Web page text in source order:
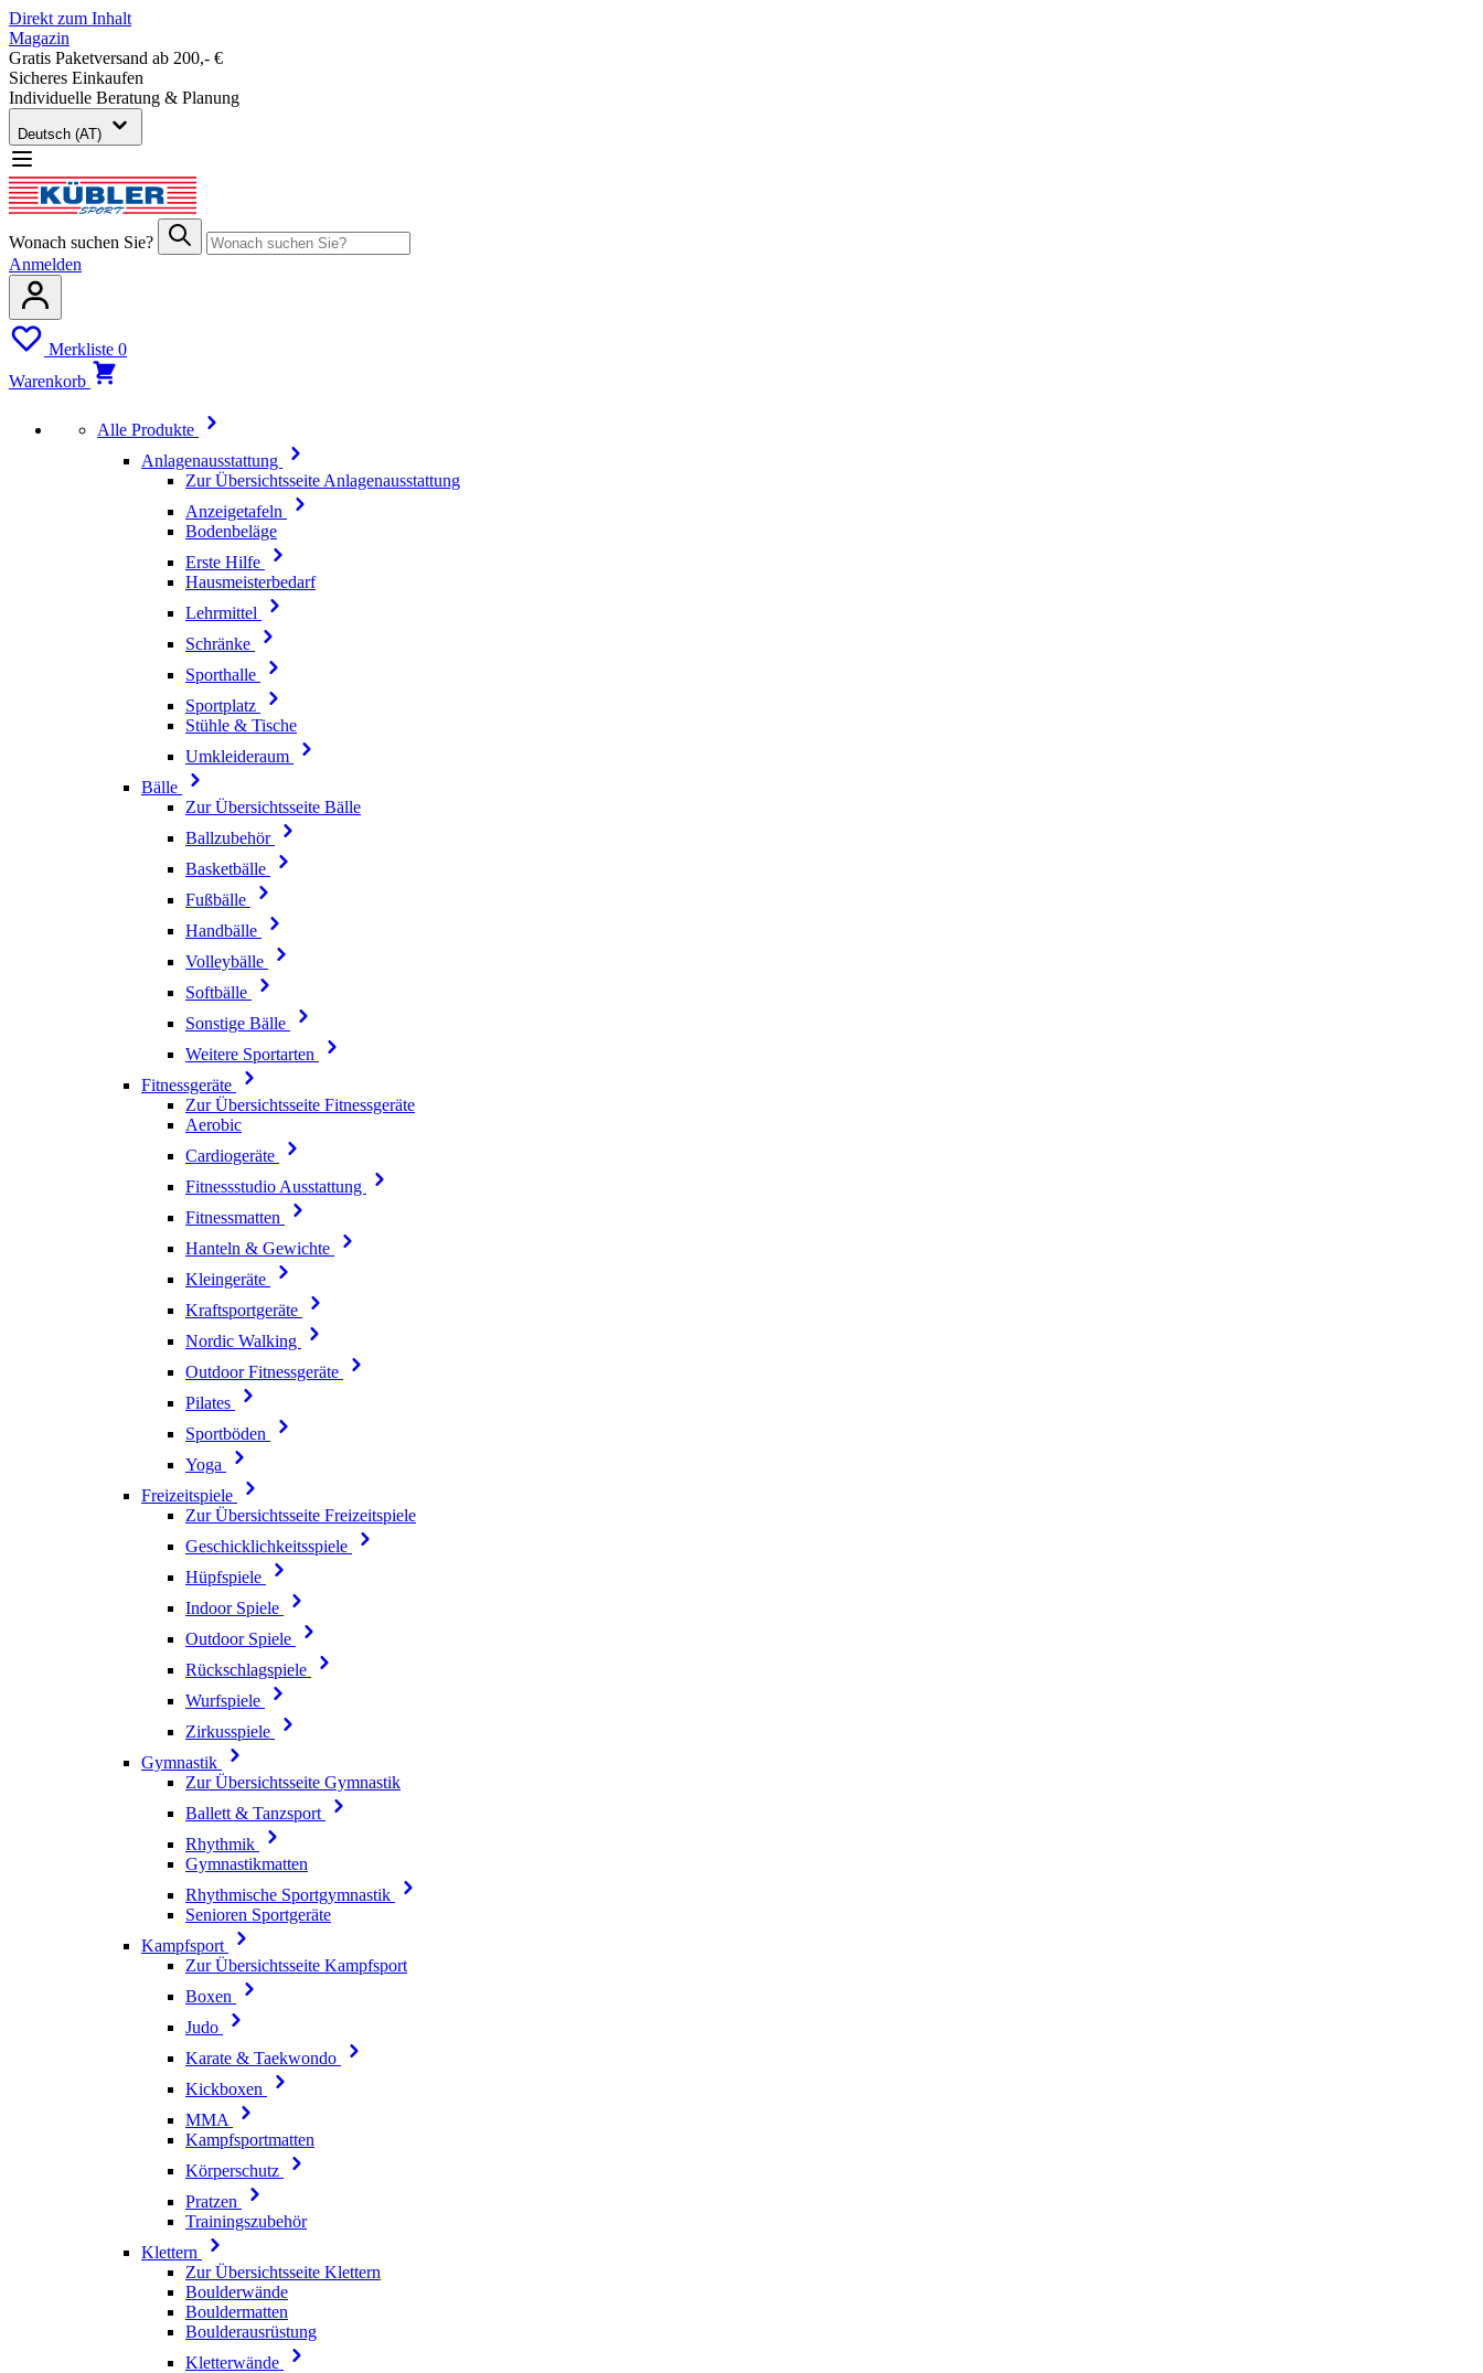
Direkt zum Inhalt
Magazin
Gratis Paketversand ab 200,- €
Sicheres Einkaufen
Individuelle Beratung & Planung
Deutsch (AT)
Wonach suchen Sie?
Anmelden
Merkliste 0
Warenkorb
Alle Produkte
Anlagenausstattung
Zur Übersichtsseite Anlagenausstattung
Anzeigetafeln
Bodenbeläge
Erste Hilfe
Hausmeisterbedarf
Lehrmittel
Schränke
Sporthalle
Sportplatz
Stühle & Tische
Umkleideraum
Bälle
Zur Übersichtsseite Bälle
Ballzubehör
Basketbälle
Fußbälle
Handbälle
Volleybälle
Softbälle
Sonstige Bälle
Weitere Sportarten
Fitnessgeräte
Zur Übersichtsseite Fitnessgeräte
Aerobic
Cardiogeräte
Fitnessstudio Ausstattung
Fitnessmatten
Hanteln & Gewichte
Kleingeräte
Kraftsportgeräte
Nordic Walking
Outdoor Fitnessgeräte
Pilates
Sportböden
Yoga
Freizeitspiele
Zur Übersichtsseite Freizeitspiele
Geschicklichkeitsspiele
Hüpfspiele
Indoor Spiele
Outdoor Spiele
Rückschlagspiele
Wurfspiele
Zirkusspiele
Gymnastik
Zur Übersichtsseite Gymnastik
Ballett & Tanzsport
Rhythmik
Gymnastikmatten
Rhythmische Sportgymnastik
Senioren Sportgeräte
Kampfsport
Zur Übersichtsseite Kampfsport
Boxen
Judo
Karate & Taekwondo
Kickboxen
MMA
Kampfsportmatten
Körperschutz
Pratzen
Trainingszubehör
Klettern
Zur Übersichtsseite Klettern
Boulderwände
Bouldermatten
Boulderausrüstung
Kletterwände